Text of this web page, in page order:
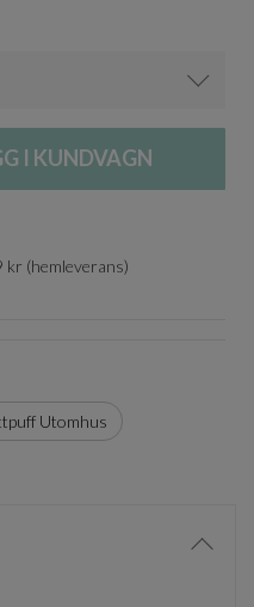
I KUNDVAGN
kr (hemleverans)
Utomhus
Visa/